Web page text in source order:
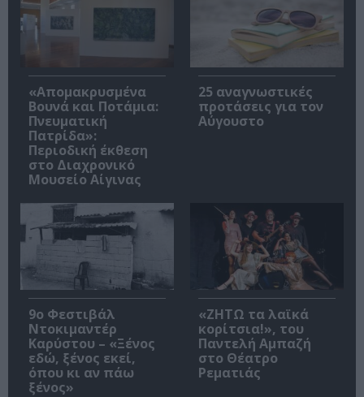
«Απομακρυσμένα
Βουνά και Ποτάμια:
Πνευματική
Πατρίδα»:
Περιοδική έκθεση
στο Διαχρονικό
Μουσείο Αίγινας
25 αναγνωστικές
προτάσεις για τον
Αύγουστο
9ο Φεστιβάλ
Ντοκιμαντέρ
Καρύστου – «Ξένος
εδώ, ξένος εκεί,
όπου κι αν πάω
ξένος»
«ΖΗΤΩ τα λαϊκά
κορίτσια!», του
Παντελή Αμπαζή
στο Θέατρο
Ρεματιάς